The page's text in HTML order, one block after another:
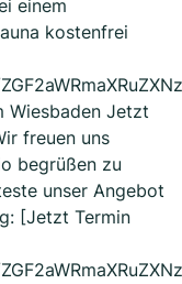
einem
kostenfrei
Wiesbaden Jetzt
freuen uns
begrüßen zu
unser Angebot
[Jetzt Termin